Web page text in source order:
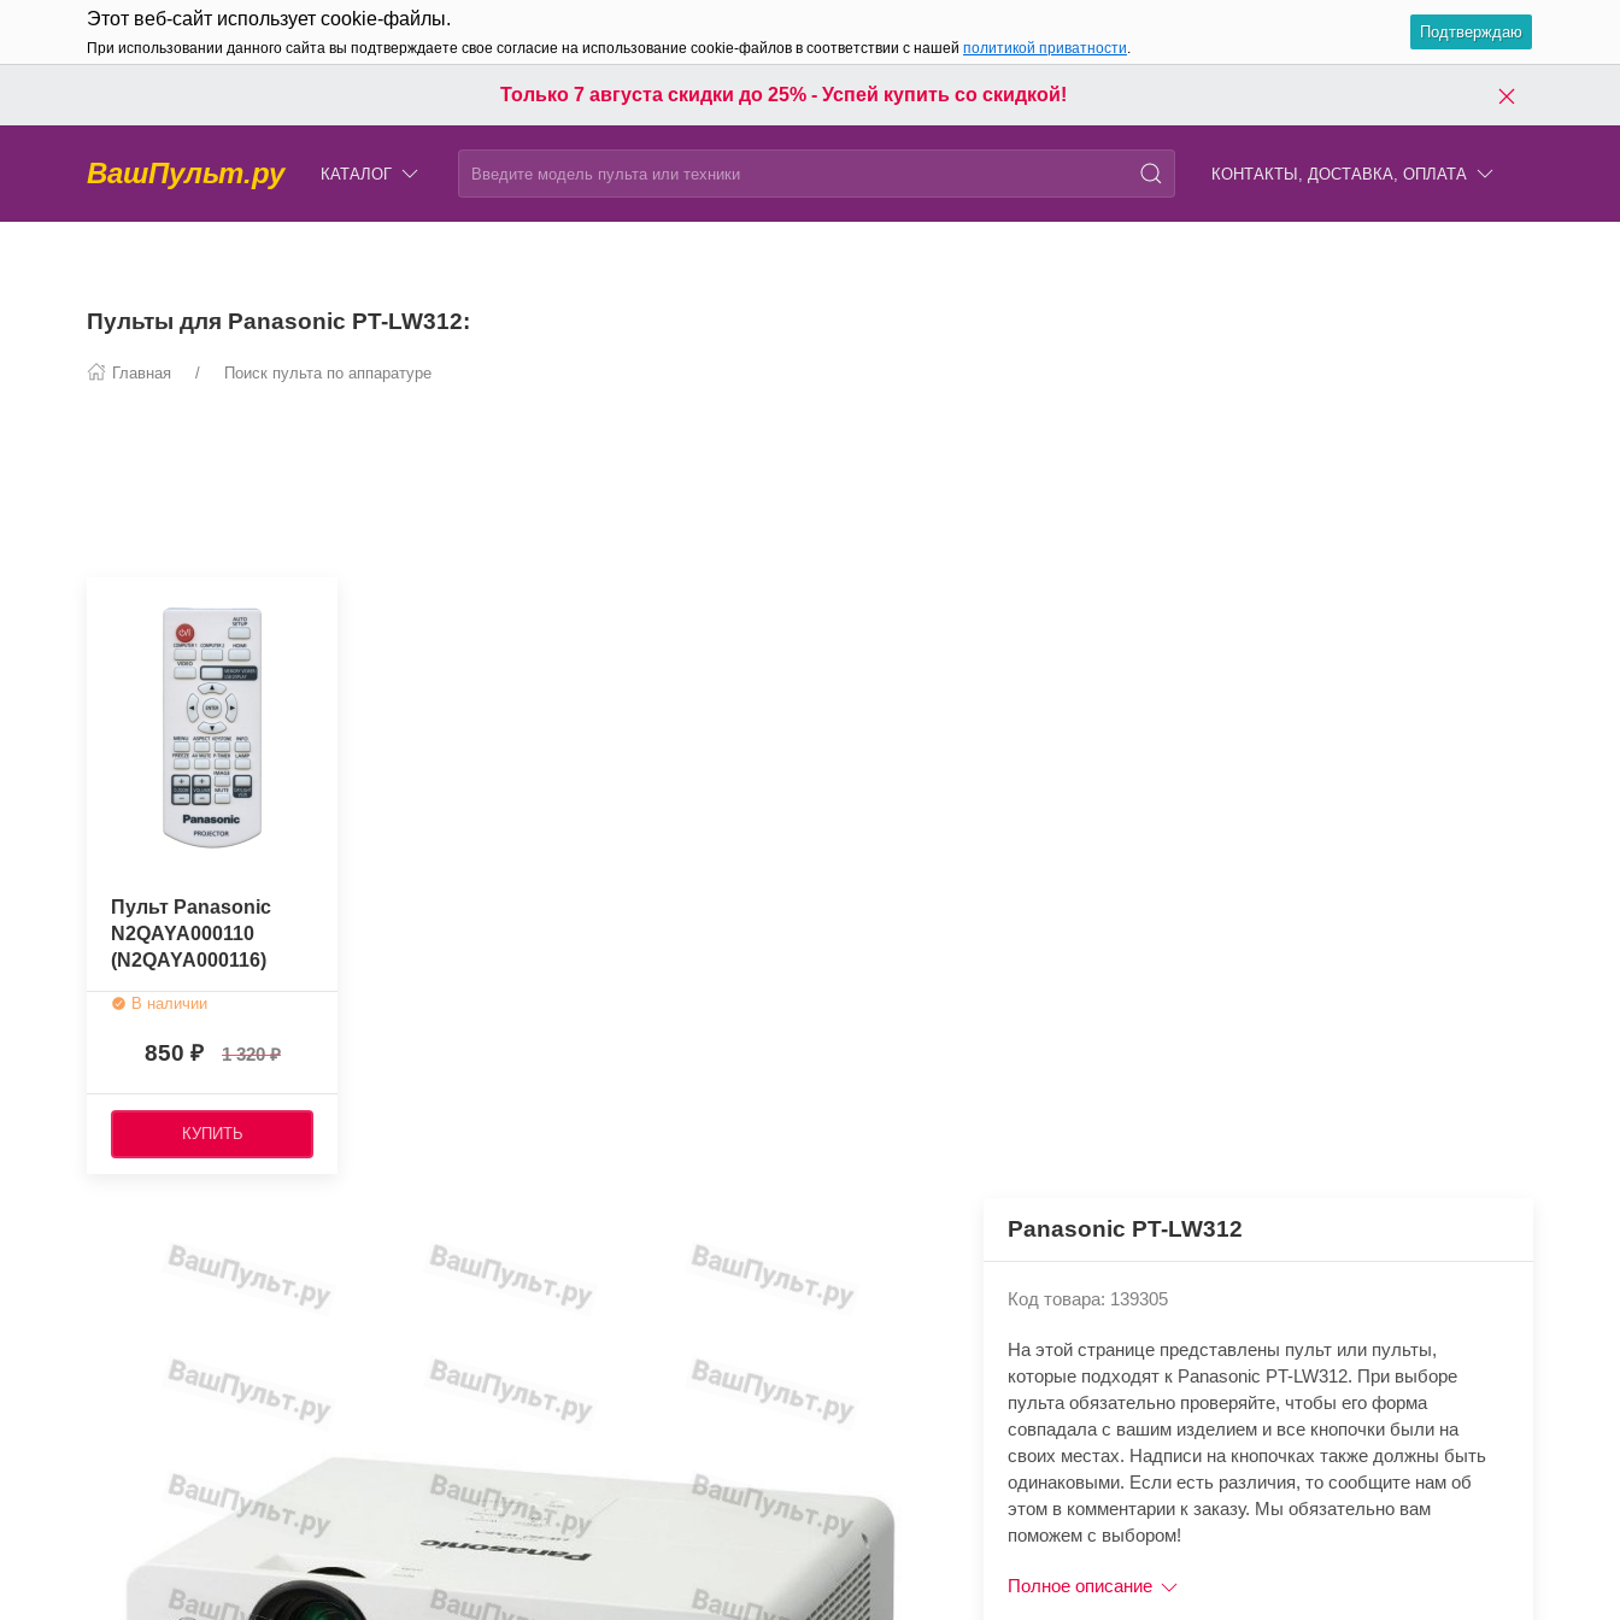
Этот веб-сайт использует cookie-файлы.
При использовании данного сайта вы подтверждаете свое согласие на использование cookie-файлов в соответствии с нашей политикой приватности.
Подтверждаю
Только 7 августа скидки до 25% - Успей купить со скидкой!
ВашПульт.ру КАТАЛОГ КОНТАКТЫ, ДОСТАВКА, ОПЛАТА
Пульты для Panasonic PT-LW312:
Главная Поиск пульта по аппаратуре
Пульт Panasonic
N2QAYA000110
(N2QAYA000116)
(оригинальный)
В наличии
850 1 320
КУПИТЬ
Panasonic PT-LW312
Код товара: 139305
На этой странице представлены пульт или пульты,
которые подходят к Panasonic PT-LW312. При выборе
пульта обязательно проверяйте, чтобы его форма
совпадала с вашим изделием и все кнопочки были на
своих местах. Надписи на кнопочках также должны быть
одинаковыми. Если есть различия, то сообщите нам об
этом в комментарии к заказу. Мы обязательно вам
поможем с выбором!
Полное описание